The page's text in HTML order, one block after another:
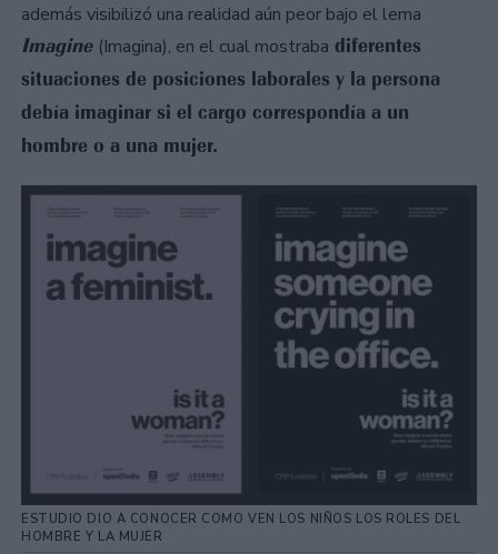
además visibilizó una realidad aún peor bajo el lema
Imagine (Imagina), en el cual mostraba diferentes
situaciones de posiciones laborales y la persona
debía imaginar si el cargo correspondía a un
hombre o a una mujer.
ESTUDIO DIO A CONOCER COMO VEN LOS NIÑOS LOS ROLES DEL
HOMBRE Y LA MUJER